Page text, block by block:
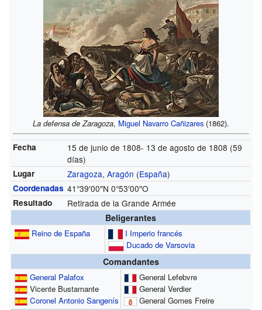
La defensa de Zaragoza, Miguel Navarro Cañizares(1862).
Fecha
15 de junio de 1808- 13 de agosto de 1808 (59
días)
Lugar Zaragoza,Aragón (España)
Coordenadas 41°39′00″N 0°53′00″O
Resultado
Retirada de la Grande Armée
Beligerantes
Reino de España
I Imperio francés
Ducado de Varsovia
Comandantes
General Palafox
Vicente Bustamante
Coronel Antonio Sangenís
General Lefebvre
General Verdier
General Gomes Freire